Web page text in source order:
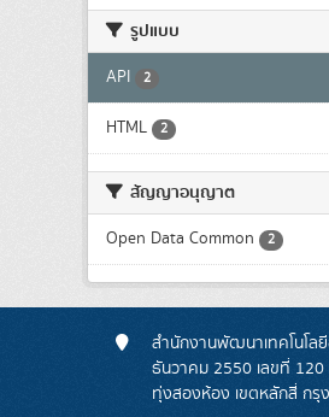
รูปแบบ
API 2
HTML 2
สัญญาอนุญาต
Open Data Common 2
สำนักงานพัฒนาเทคโนโล
ธันวาคม 2550 เลขที่
ทุ่งสองห้อง เขตหลักสี่ กรุ